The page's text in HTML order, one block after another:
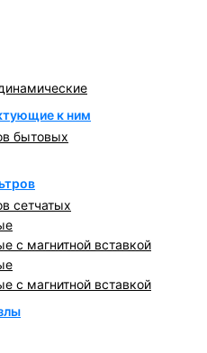
к ним
бытовых
сетчатых
с магнитной вставкой
с магнитной вставкой